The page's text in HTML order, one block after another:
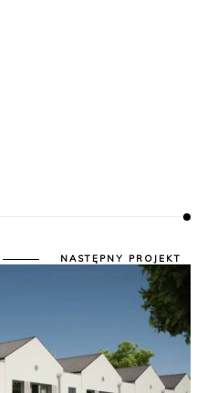
NASTĘPNY PROJEKT